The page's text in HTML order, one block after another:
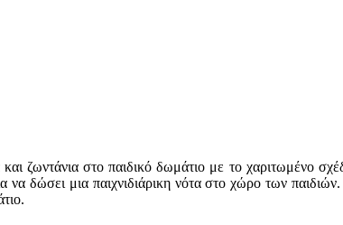
ζωντάνια στο παιδικό δωμάτιο με το χαριτωμένο
να δώσει μια παιχνιδιάρικη νότα στο χώρο των